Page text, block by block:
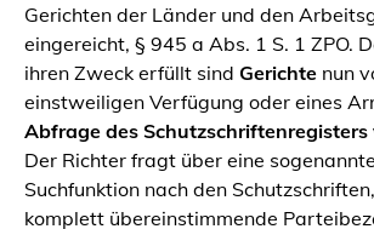
Gerichten der Länder und den
eingereicht, § 945 a Abs. 1 S. 1 ZPO.
ihren Zweck erfüllt sind Gerichte nun
einstweiligen Verfügung oder eines
Abfrage des
Der Richter fragt über eine
Suchfunktion nach den
komplett übereinstimmende